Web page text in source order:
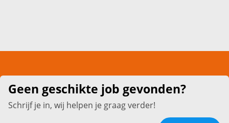
Geen geschikte job gevonden?
Schrijf je in, wij helpen je graag verder!